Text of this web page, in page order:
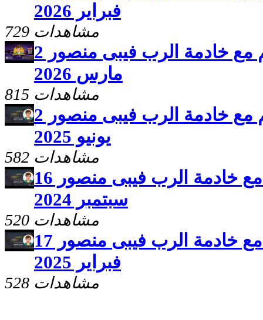
فبراير 2026
729 مشاهدات
برنامج سلامى اعطيكم مع خادمة الرب فيبى منصور 2
مارس 2026
815 مشاهدات
برنامج سلامى اعطيكم مع خادمة الرب فيبى منصور 2
يونيو 2025
582 مشاهدات
برنامج سلامى اعطيكم مع خادمة الرب فيبى منصور 16
سبتمبر 2024
520 مشاهدات
برنامج سلامى اعطيكم مع خادمة الرب فيبى منصور 17
فبراير 2025
528 مشاهدات